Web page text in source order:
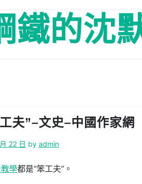
鐵的沈
夫”–文史–中國作家網
22 日 by admin
教學都是“笨工夫”。